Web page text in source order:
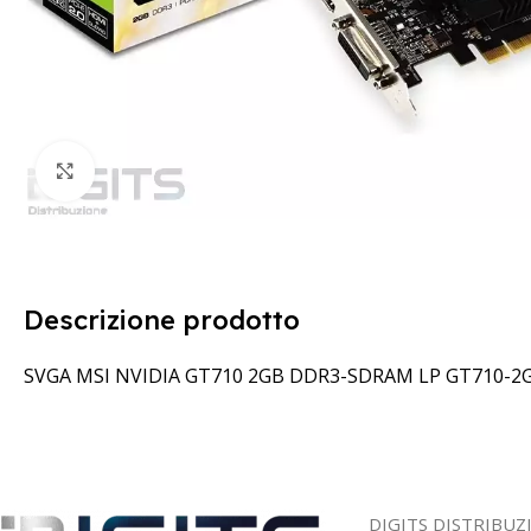
Clicca per ingrandire
Descrizione prodotto
SVGA MSI NVIDIA GT710 2GB DDR3-SDRAM LP GT710-
DIGITS